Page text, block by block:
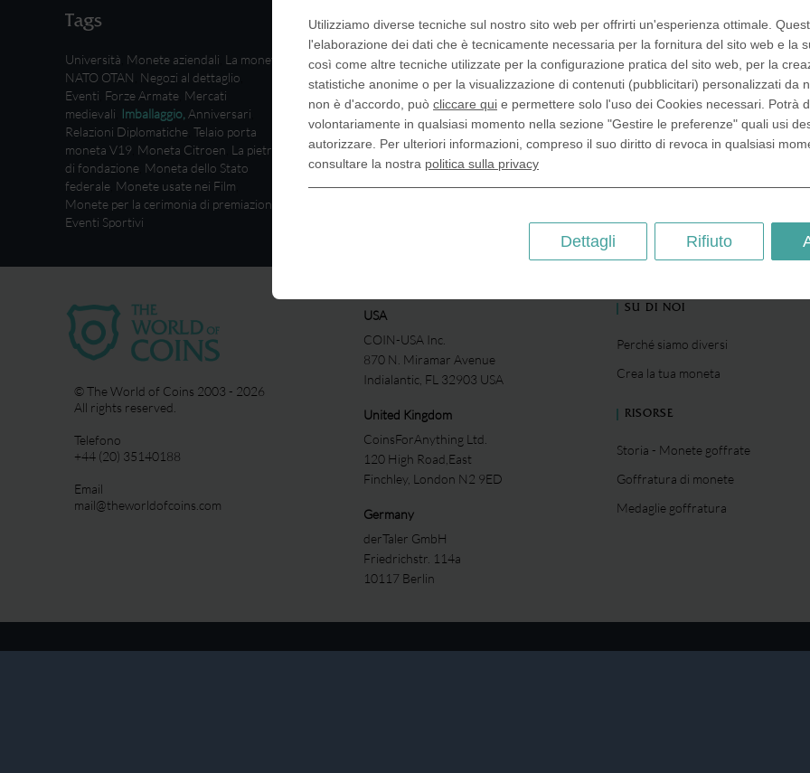
Tags
Università Monete aziendali La moneta
NATO OTAN Negozi al dettaglio
Eventi Forze Armate Mercati
medievali Imballaggio Anniversari
Relazioni Diplomatiche Telaio porta
moneta V19 Moneta Citroen La pietra
di fondazione Moneta dello Stato
federale Monete usate nei Film
Monete per la cerimonia di premiazione
Eventi Sportivi
imballaggio per i suoi
realizzazione delle monete. Un
rivestimento in acrilico che
moneta dalle interferenze
Oppure…
Imballaggio
© The World of Coins 2003 - 2026
All rights reserved.
Telefono
+44 (20) 35140188
Email
mail@theworldofcoins.com
USA
COIN-USA Inc.
870 N. Miramar Avenue
Indialantic, FL 32903 USA
United Kingdom
CoinsForAnything Ltd.
120 High Road,East
Finchley, London N2 9ED
Germany
derTaler GmbH
Friedrichstr. 114a
10117 Berlin
SU DI NOI
Perché siamo diversi
Crea la tua moneta
RISORSE
Storia - Monete goffrate
Goffratura di monete
Medaglie goffratura
Utilizziamo diverse tecniche sul nostro sito web per offrirti un'esperienza ottimale.
l'elaborazione dei dati che è tecnicamente necessaria per la fornitura del sito web e la
così come altre tecniche utilizzate per la configurazione pratica del sito web, per la
statistiche anonime o per la visualizzazione di contenuti (pubblicitari) personalizzati da
non è d'accordo, può cliccare qui e permettere solo l'uso dei Cookies necessari. Potrà
volontariamente in qualsiasi momento nella sezione "Gestire le preferenze" quali usi
autorizzare. Per ulteriori informazioni, compreso il suo diritto di revoca in qualsiasi
consultare la nostra politica sulla privacy
Rifiuto
Dettagli